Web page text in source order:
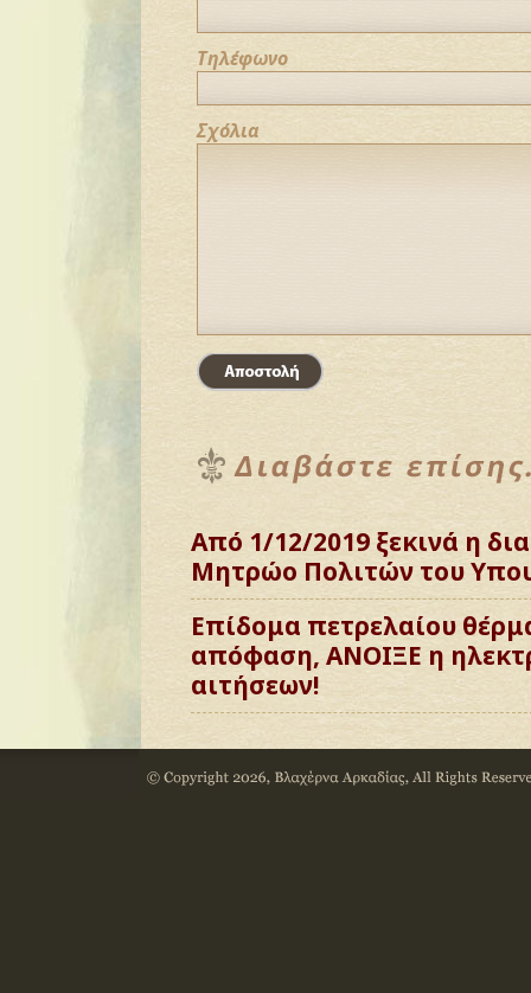
Τηλέφωνο
Σχόλια
Από 1/12/2019 ξεκινά η
Μητρώο Πολιτών του
Επίδομα πετρελαίου
απόφαση, ΑΝΟΙΞΕ η
αιτήσεων!